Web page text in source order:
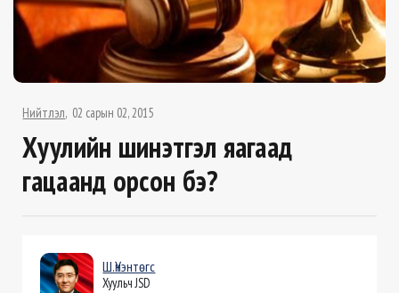
Нийтлэл 02 сарын 02, 2015
Хуулийн шинэтгэл яагаад
гацаанд орсон бэ?
Ш.Үнэнтөгс
Хуульч JSD